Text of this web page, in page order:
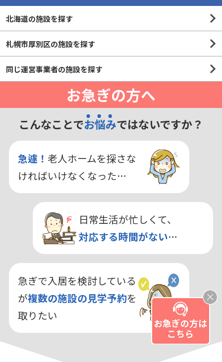
北海道の施設を探す
札幌市厚別区の施設を探す
同じ運営事業者の施設を探す
お急ぎの方へ
こんなことでお悩みではないですか？
急遽！ 老人ホームを探さな
ければいけなくなった…
日常生活が忙しくて、
対応する時間がない…
急ぎで入居を検討している
が複数の施設の見学予約を
取りたい
お急ぎの方は
こちら